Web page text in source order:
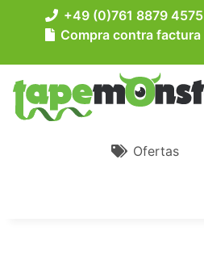
+49 (0)761 8879 4575
Compra contra factura
Ofertas